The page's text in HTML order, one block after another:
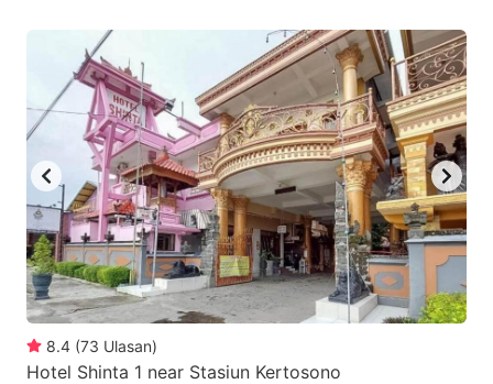
8.4 (73 Ulasan)
Hotel Shinta 1 near Stasiun Kertosono